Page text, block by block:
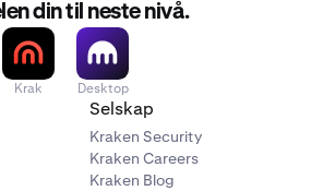
din til neste nivå.
Krak Desktop
Selskap
Kraken Security
Kraken Careers
Kraken Blog